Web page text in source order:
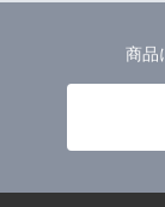
商品